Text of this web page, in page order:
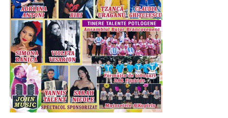
„Cine ați vrea să răspundă, la Cotroceni, telefonului
Angelei Merkel, spre exemplu? Sau la cel al lui Donald
Trump? Și în ce limbă să le răspundă, fiindcă există riscul
ca „he-he” să nu însemne același lucru peste tot”, spune
Constantin Marcu, Iași.
”Președintele Klaus Iohannis a fost primit de două ori de
președintele SUA într-un singur mandat. De asemenea,
summit-ul de la Sibiu a fost un succes, iar șeful statului a
Alexandru Iorga a mai avut un atu puternic, în afară de
decizia concetățenilor săi: Partidul Social Democrat.
Orice s-a întâmplat la nivel național, convulsiile de sus,
guvernarea de coaliție precară, în Dâmbovița, PSD are o
organizație puternică, cu rezultate, cu oameni valoroși,
interesați de comunitate, implicați și care știu să
ematizeze cu cetățeanul, să se dilueze în acest tot
reprezentat de comunitate. Până la urmă, PSD a fost un